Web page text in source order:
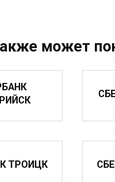
может
ТРОИЦК